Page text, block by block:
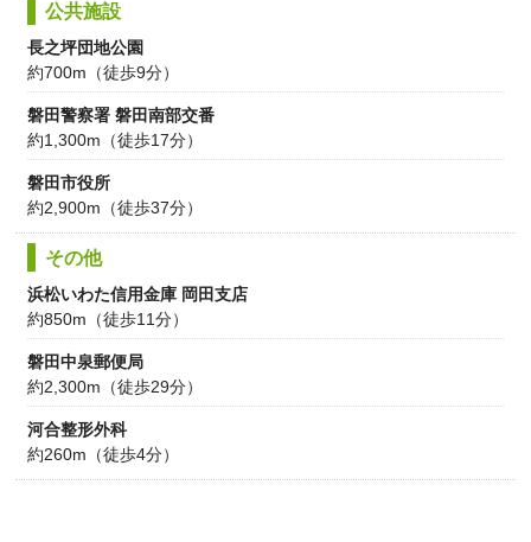
公共施設
長之坪団地公園
約700m（徒歩9分）
磐田警察署 磐田南部交番
約1,300m（徒歩17分）
磐田市役所
約2,900m（徒歩37分）
その他
浜松いわた信用金庫 岡田支店
約850m（徒歩11分）
磐田中泉郵便局
約2,300m（徒歩29分）
河合整形外科
約260m（徒歩4分）